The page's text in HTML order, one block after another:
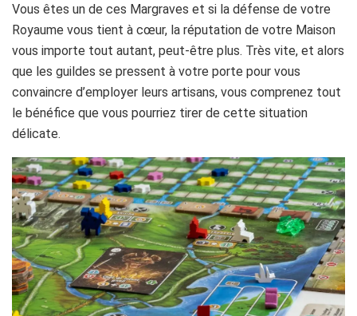
Vous êtes un de ces Margraves et si la défense de votre
Royaume vous tient à cœur, la réputation de votre Maison
vous importe tout autant, peut-être plus. Très vite, et alors
que les guildes se pressent à votre porte pour vous
convaincre d’employer leurs artisans, vous comprenez tout
le bénéfice que vous pourriez tirer de cette situation
délicate.